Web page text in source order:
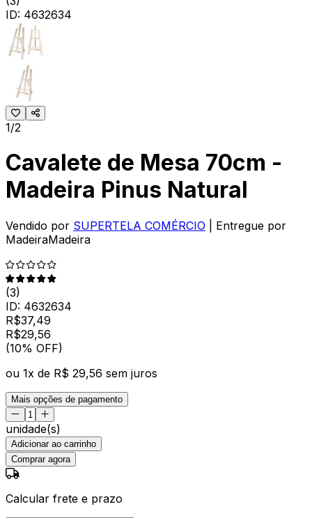
ID: 4632634
1/2
Cavalete de Mesa 70cm -
Madeira Pinus Natural
Vendido por SUPERTELA COMÉRCIO
| Entregue por
MadeiraMadeira
(3)
ID: 4632634
R$37,49
R$29,56
(10% OFF)
ou 1x de R$ 29,56 sem juros
Mais opções de pagamento
unidade(s)
Adicionar ao carrinho
Comprar agora
Calcular frete e prazo